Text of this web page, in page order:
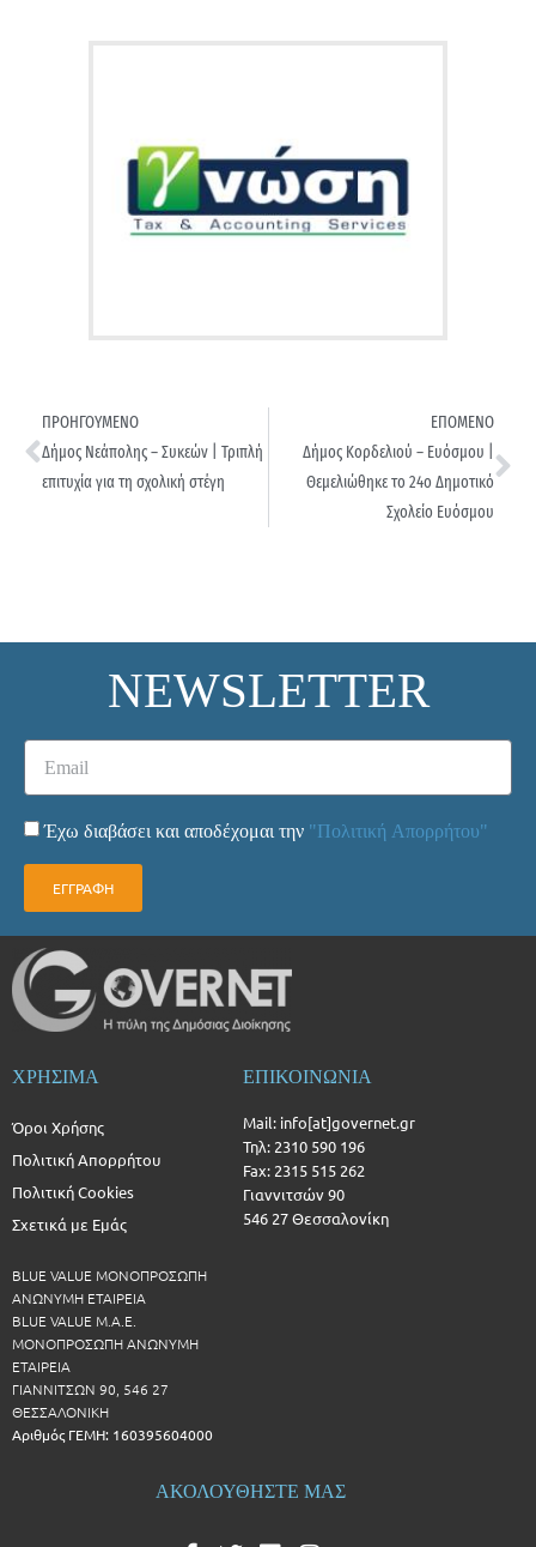
ΠΡΟΗΓΟΥΜΕΝΟ
Δήμος Νεάπολης – Συκεών | Τριπλή
επιτυχία για τη σχολική στέγη
ΕΠΟΜΕΝΟ
Δήμος Κορδελιού – Ευόσμου |
Θεμελιώθηκε το 24ο Δημοτικό
Σχολείο Ευόσμου
NEWSLETTER
Έχω διαβάσει και αποδέχομαι την "Πολιτική Απορρήτου"
ΕΓΓΡΑΦΗ
ΧΡΗΣΙΜΑ
Όροι Χρήσης
Πολιτική Απορρήτου
Πολιτική Cookies
Σχετικά με Εμάς
BLUE VALUE ΜΟΝΟΠΡΟΣΩΠΗ
ΑΝΩΝΥΜΗ ΕΤΑΙΡΕΙΑ
BLUE VALUE Μ.Α.Ε.
ΜΟΝΟΠΡΟΣΩΠΗ ΑΝΩΝΥΜΗ
ΕΤΑΙΡΕΙΑ
ΓΙΑΝΝΙΤΣΩΝ 90, 546 27
ΘΕΣΣΑΛΟΝΙΚΗ
Αριθμός ΓΕΜΗ: 160395604000
ΕΠΙΚΟΙΝΩΝΙΑ
Mail: info[at]governet.gr
Τηλ: 2310 590 196
Fax: 2315 515 262
Γιαννιτσών 90
546 27 Θεσσαλονίκη
ΑΚΟΛΟΥΘΗΣΤΕ ΜΑΣ